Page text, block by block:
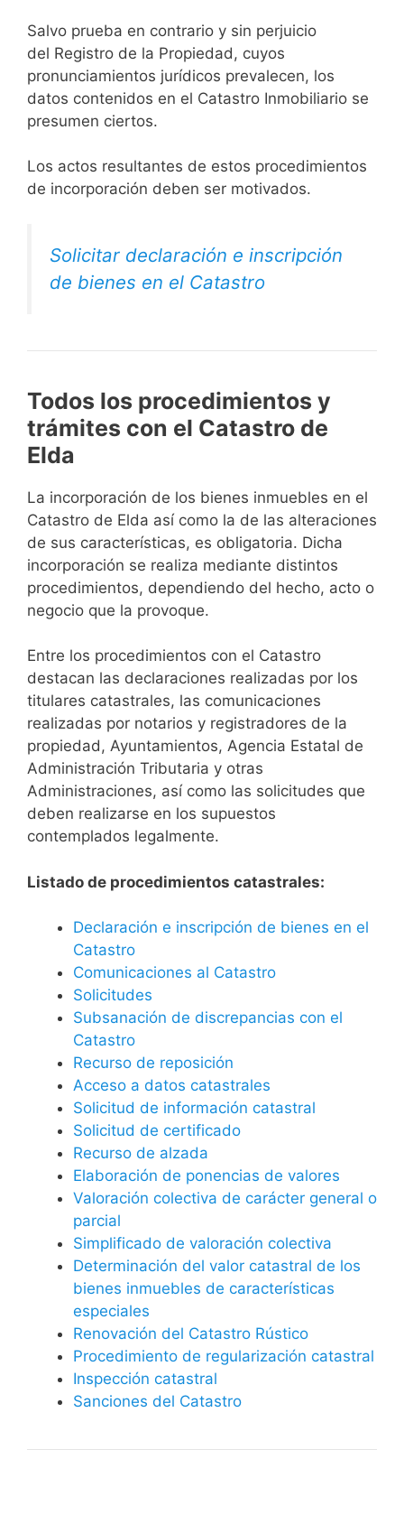
Salvo prueba en contrario y sin perjuicio
del Registro de la Propiedad, cuyos
pronunciamientos jurídicos prevalecen, los
datos contenidos en el Catastro Inmobiliario se
presumen ciertos.
Los actos resultantes de estos procedimientos
de incorporación deben ser motivados.
Solicitar declaración e inscripción
de bienes en el Catastro
Todos los procedimientos y
trámites con el Catastro de
Elda
La incorporación de los bienes inmuebles en el
Catastro de Elda así como la de las alteraciones
de sus características, es obligatoria. Dicha
incorporación se realiza mediante distintos
procedimientos, dependiendo del hecho, acto o
negocio que la provoque.
Entre los procedimientos con el Catastro
destacan las declaraciones realizadas por los
titulares catastrales, las comunicaciones
realizadas por notarios y registradores de la
propiedad, Ayuntamientos, Agencia Estatal de
Administración Tributaria y otras
Administraciones, así como las solicitudes que
deben realizarse en los supuestos
contemplados legalmente.
Listado de procedimientos catastrales:
Declaración e inscripción de bienes en el
Catastro
Comunicaciones al Catastro
Solicitudes
Subsanación de discrepancias con el
Catastro
Recurso de reposición
Acceso a datos catastrales
Solicitud de información catastral
Solicitud de certificado
Recurso de alzada
Elaboración de ponencias de valores
Valoración colectiva de carácter general o
parcial
Simplificado de valoración colectiva
Determinación del valor catastral de los
bienes inmuebles de características
especiales
Renovación del Catastro Rústico
Procedimiento de regularización catastral
Inspección catastral
Sanciones del Catastro